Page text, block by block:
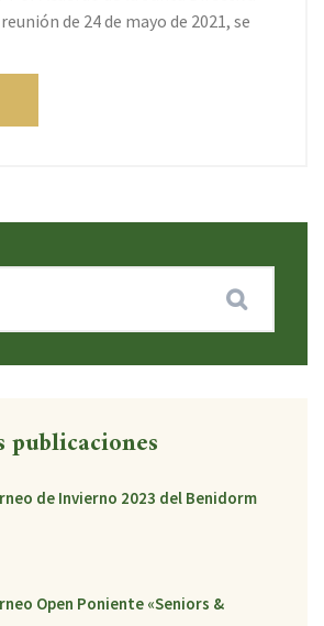
de 24 de mayo de 2021, se
de Invierno 2023 del Benidorm
Open Poniente «Seniors &